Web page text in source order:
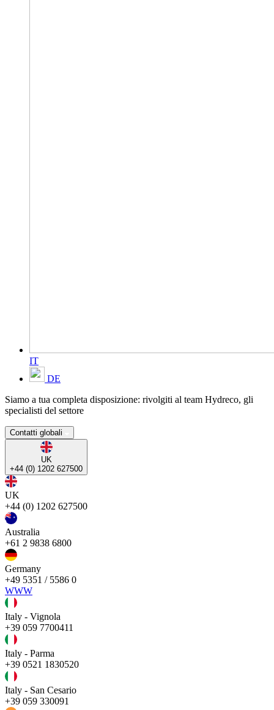
IT
DE
Siamo a tua completa disposizione: rivolgiti al team Hydreco, gli
specialisti del settore
Contatti globali
UK
+44 (0) 1202 627500
UK
+44 (0) 1202 627500
Australia
+61 2 9838 6800
Germany
+49 5351 / 5586 0
WWW
Italy - Vignola
+39 059 7700411
Italy - Parma
+39 0521 1830520
Italy - San Cesario
+39 059 330091